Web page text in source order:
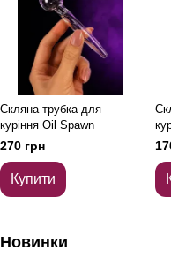
Скляна трубка для
куріння Oil Spawn
270 грн
Купити
Новинки